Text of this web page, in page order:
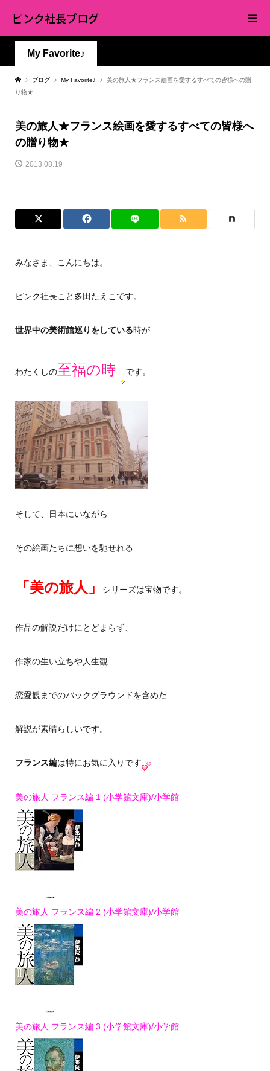
ピンク社長ブログ
My Favorite♪
ブログ My Favorite♪
美の旅人★フランス絵画を愛するすべての皆様への贈
り物★
美の旅人★フランス絵画を愛するすべての皆様へ
の贈り物★
2013.08.19
みなさま、こんにちは。
ピンク社長こと多田たえこです。
世界中の美術館巡りをしている時が
わたくしの至福の時 です。
そして、日本にいながら
その絵画たちに想いを馳せれる
「美の旅人」 シリーズは宝物です。
作品の解説だけにとどまらず、
作家の生い立ちや人生観
恋愛観までのバックグラウンドを含めた
解説が素晴らしいです。
フランス編は特にお気に入りです
美の旅人 フランス編 1 (小学館文庫)/小学館
美の旅人 フランス編 2 (小学館文庫)/小学館
美の旅人 フランス編 3 (小学館文庫)/小学館